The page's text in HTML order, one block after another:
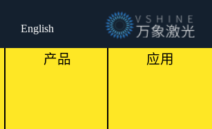
English
产品 应用